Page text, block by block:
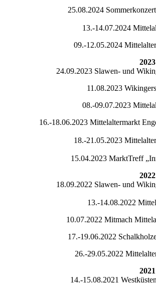
25.08.2024
13.-14.07.2024
09.-12.05.2024
2023
24.09.2023 Slawen- und
11.08.2023
08.-09.07.2023
16.-18.06.2023 Mittelaltermarkt
18.-21.05.2023
15.04.2023 MarktTreff
2022
18.09.2022 Slawen- und
13.-14.08.2022
10.07.2022 Mitmach
17.-19.06.2022
26.-29.05.2022
2021
14.-15.08.2021